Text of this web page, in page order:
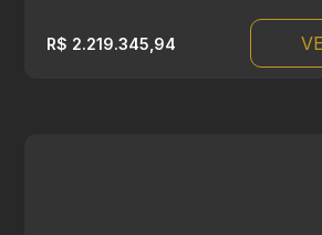
R$ 2.219.345,94